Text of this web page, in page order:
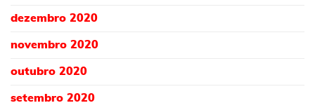
dezembro 2020
novembro 2020
outubro 2020
setembro 2020